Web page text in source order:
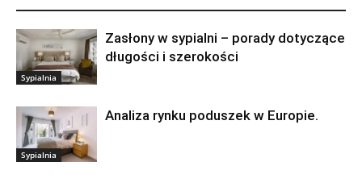
Sypialnia
Zasłony w sypialni – porady dotyczące
długości i szerokości
Sypialnia
Analiza rynku poduszek w Europie.